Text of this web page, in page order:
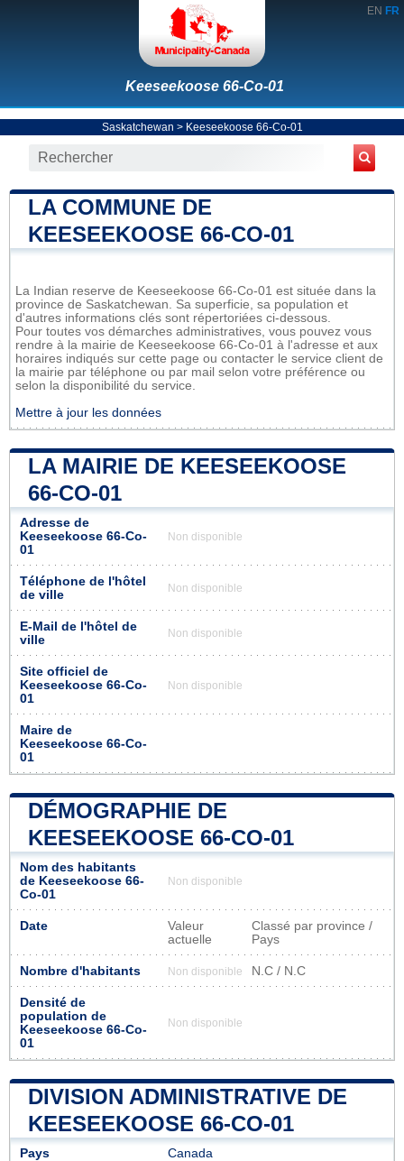
EN FR
Keeseekoose 66-Co-01
Saskatchewan > Keeseekoose 66-Co-01
LA COMMUNE DE
KEESEEKOOSE 66-CO-01
La Indian reserve de Keeseekoose 66-Co-01 est située dans la
province de Saskatchewan. Sa superficie, sa population et
d'autres informations clés sont répertoriées ci-dessous.
Pour toutes vos démarches administratives, vous pouvez vous
rendre à la mairie de Keeseekoose 66-Co-01 à l'adresse et aux
horaires indiqués sur cette page ou contacter le service client de
la mairie par téléphone ou par mail selon votre préférence ou
selon la disponibilité du service.
Mettre à jour les données
LA MAIRIE DE KEESEEKOOSE
66-CO-01
Adresse de
Keeseekoose 66-Co-
01
Non disponible
Téléphone de l'hôtel
de ville
Non disponible
E-Mail de l'hôtel de
ville
Non disponible
Site officiel de
Keeseekoose 66-Co-
01
Non disponible
Maire de
Keeseekoose 66-Co-
01
DÉMOGRAPHIE DE
KEESEEKOOSE 66-CO-01
Nom des habitants
de Keeseekoose 66-
Co-01
Non disponible
Date
Valeur
actuelle
Classé par province /
Pays
Nombre d'habitants Non disponible N.C / N.C
Densité de
population de
Keeseekoose 66-Co-
01
Non disponible
DIVISION ADMINISTRATIVE DE
KEESEEKOOSE 66-CO-01
Pays Canada